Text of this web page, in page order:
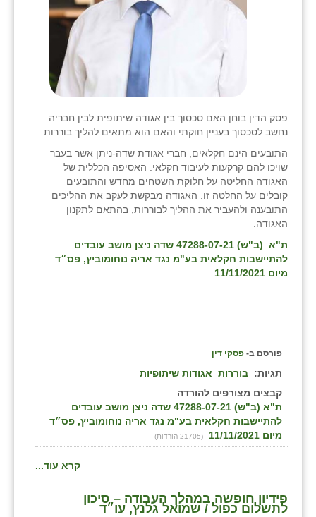
פסק הדין בוחן האם סכסוך בין אגודה שיתופית לבין חבריה
נחשב לסכסוך בעניין חוקתי והאם הוא מתאים להליך בוררות.
התובעים הינם חקלאים, חברי אגודת שדה-ניתן אשר בעבר
שויכו להם קרקעות לעיבוד חקלאי. האסיפה הכללית של
האגודה החליטה על חלוקת השטחים מחדש והתובעים
קובלים על החלטה זו. האגודה מבקשת לעקב את ההליכים
התובענה ולהעביר את ההליך לבוררות, בהתאם לתקנון
האגודה.
ת"א (ב"ש) 47288-07-21 שדה ניצן מושב עובדים
להתיישבות חקלאית בע"מ נגד אריה נוחומוביץ, פס״ד
מיום 11/11/2021
פורסם ב- פסקי דין
תגיות: בוררות אגודות שיתופיות
קבצים מצורפים להורדה
ת"א (ב"ש) 47288-07-21 שדה ניצן מושב עובדים
להתיישבות חקלאית בע"מ נגד אריה נוחומוביץ, פס״ד
מיום 11/11/2021
(21705 הורדות)
קרא עוד...
פידיון חופשה במהלך העבודה – סיכון
לתשלום כפול / שמואל גלנץ, עו״ד